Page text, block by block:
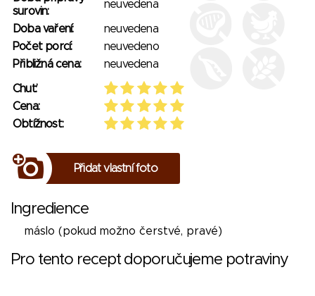
surovin:
neuvedena
Doba vaření:
neuvedena
Počet porcí:
neuvedeno
Přibližná cena:
neuvedena
Chuť:
Cena:
Obtížnost:
Přidat vlastní foto
Ingredience
máslo (pokud možno čerstvé, pravé)
Pro tento recept doporučujeme potraviny